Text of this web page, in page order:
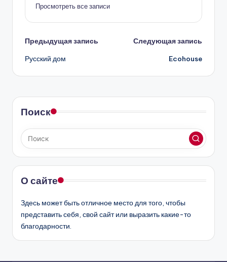
Просмотреть все записи
Навигация
записи
Предыдущая запись
Русский дом
Следующая запись
Ecohouse
Поиск
О сайте
Здесь может быть отличное место для того, чтобы
представить себя, свой сайт или выразить какие-то
благодарности.